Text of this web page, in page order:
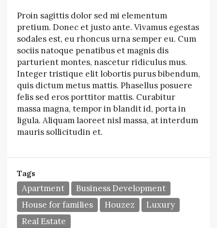
Proin sagittis dolor sed mi elementum
pretium. Donec et justo ante. Vivamus egestas
sodales est, eu rhoncus urna semper eu. Cum
sociis natoque penatibus et magnis dis
parturient montes, nascetur ridiculus mus.
Integer tristique elit lobortis purus bibendum,
quis dictum metus mattis. Phasellus posuere
felis sed eros porttitor mattis. Curabitur
massa magna, tempor in blandit id, porta in
ligula. Aliquam laoreet nisl massa, at interdum
mauris sollicitudin et.
Tags
Apartment
Business Development
House for families
Houzez
Luxury
Real Estate